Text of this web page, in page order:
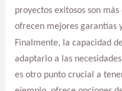
proyectos exitosos son
ofrecen mejores garantías
Finalmente, la capacidad
adaptarlo a las
es otro punto crucial a